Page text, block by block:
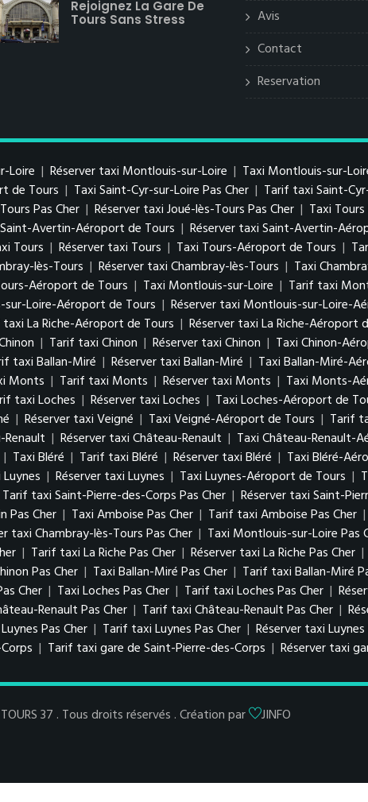
Rejoignez La Gare De
Tours Sans Stress
Avis
Contact
Reservation
Loire | Réserver taxi Montlouis-sur-Loire | Taxi Montlouis-sur-
de Tours | Taxi Saint-Cyr-sur-Loire Pas Cher | Tarif taxi Saint-
Pas Cher | Réserver taxi Joué-lès-Tours Pas Cher | Taxi
Avertin-Aéroport de Tours | Réserver taxi Saint-Avertin-
Tours | Réserver taxi Tours | Taxi Tours-Aéroport de Tours |
lès-Tours | Réserver taxi Chambray-lès-Tours | Taxi
Aéroport de Tours | Taxi Montlouis-sur-Loire | Tarif taxi
Loire-Aéroport de Tours | Réserver taxi Montlouis-sur-Loire-
La Riche-Aéroport de Tours | Réserver taxi La Riche-Aéroport
| Tarif taxi Chinon | Réserver taxi Chinon | Taxi Chinon-
taxi Ballan-Miré | Réserver taxi Ballan-Miré | Taxi Ballan-Miré-
Monts | Tarif taxi Monts | Réserver taxi Monts | Taxi Monts-
taxi Loches | Réserver taxi Loches | Taxi Loches-Aéroport de
| Réserver taxi Veigné | Taxi Veigné-Aéroport de Tours | Tarif
| Réserver taxi Château-Renault | Taxi Château-Renault-
| Taxi Bléré | Tarif taxi Bléré | Réserver taxi Bléré | Taxi Bléré-
| Réserver taxi Luynes | Taxi Luynes-Aéroport de Tours |
Tarif taxi Saint-Pierre-des-Corps Pas Cher | Réserver taxi Saint-
Pas Cher | Taxi Amboise Pas Cher | Tarif taxi Amboise Pas Cher |
taxi Chambray-lès-Tours Pas Cher | Taxi Montlouis-sur-Loire Pas
| Tarif taxi La Riche Pas Cher | Réserver taxi La Riche Pas Cher |
Pas Cher | Taxi Ballan-Miré Pas Cher | Tarif taxi Ballan-Miré
Cher | Taxi Loches Pas Cher | Tarif taxi Loches Pas Cher |
Renault Pas Cher | Tarif taxi Château-Renault Pas Cher |
Pas Cher | Tarif taxi Luynes Pas Cher | Réserver taxi Luynes
| Tarif taxi gare de Saint-Pierre-des-Corps | Réserver taxi
37 . Tous droits réservés . Création par JINFO